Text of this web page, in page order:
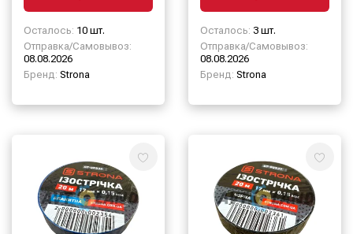
Осталось: 10 шт.
Отправка/Самовывоз:
08.08.2026
Бренд: Strona
Осталось: 3 шт.
Отправка/Самовывоз:
08.08.2026
Бренд: Strona